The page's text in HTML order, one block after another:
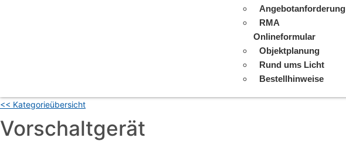
Angebotanforderung
RMA
Onlineformular
Objektplanung
Rund ums Licht
Bestellhinweise
<< Kategorieübersicht
Vorschaltgerät